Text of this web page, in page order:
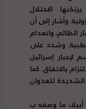
الاحتلال
وأشار إلى أن
وانعدام
وشدد على
إسرائيل
بالاتفاق. كما
الشديدة للعدوان
ما وصفه ب